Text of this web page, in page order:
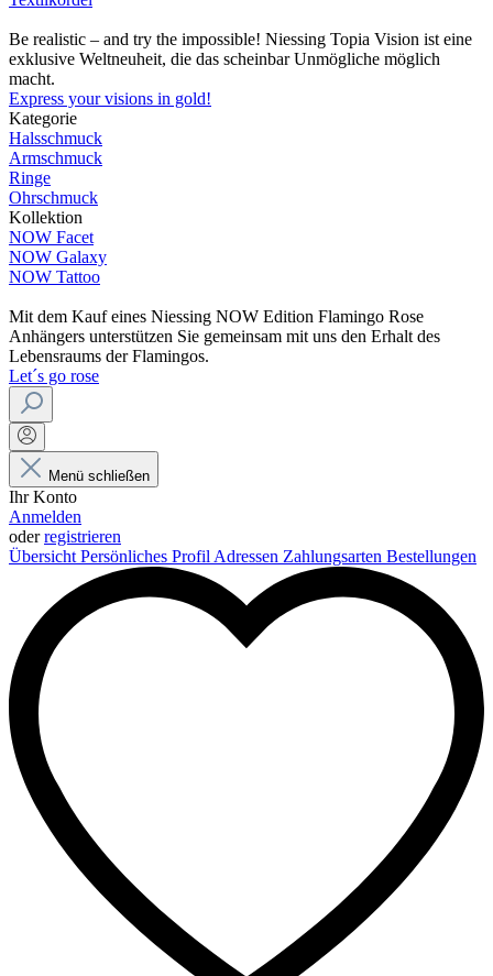
Be realistic – and try the impossible! Niessing Topia Vision ist eine
exklusive Weltneuheit, die das scheinbar Unmögliche möglich
macht.
Express your visions in gold!
Kategorie
Halsschmuck
Armschmuck
Ringe
Ohrschmuck
Kollektion
NOW Facet
NOW Galaxy
NOW Tattoo
Mit dem Kauf eines Niessing NOW Edition Flamingo Rose
Anhängers unterstützen Sie gemeinsam mit uns den Erhalt des
Lebensraums der Flamingos.
Let´s go rose
Menü schließen
Ihr Konto
Anmelden
oderregistrieren
Übersicht Persönliches Profil Adressen Zahlungsarten Bestellungen